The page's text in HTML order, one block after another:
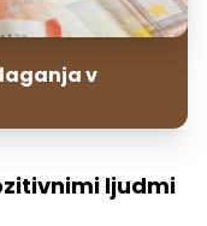
v
ljudmi